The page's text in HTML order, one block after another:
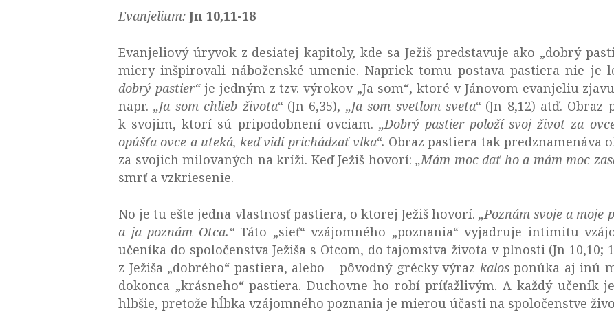
Evanjelium: Jn 10,11-18
Evanjeliový úryvok z desiatej kapitoly, kde sa Ježiš predstavuje ako „dobrý
miery inšpirovali náboženské umenie. Napriek tomu postava pastiera nie je
dobrý pastier“je jedným z tzv. výrokov „Ja som“, ktoré v Jánovom evanjeliu
napr.„Ja som chlieb života“(Jn 6,35), „Ja som svetlom sveta“(Jn 8,12) atď. Obraz
k svojim, ktorí sú pripodobnení ovciam. „Dobrý pastier položí svoj život za
opúšťa ovce a uteká, keď vidí prichádzať vlka“. Obraz pastiera tak predznamenáva
za svojich milovaných na kríži. Keď Ježiš hovorí:„Mám moc dať ho a mám moc
smrť a vzkriesenie.
No je tu ešte jedna vlastnosť pastiera, o ktorej Ježiš hovorí.„Poznám svojea moje
a ja poznám Otca.“Táto „sieť“ vzájomného „poznania“ vyjadruje intimitu
učeníka do spoločenstva Ježiša s Otcom, do tajomstva života v plnosti (Jn
z Ježiša „dobrého“ pastiera, alebo – pôvodný grécky výraz kalosponúka aj inú
dokonca „krásneho“ pastiera. Duchovne ho robí príťažlivým. A každý učeník
hlbšie, pretože hĺbka vzájomného poznania je mierou účasti na spoločenstve